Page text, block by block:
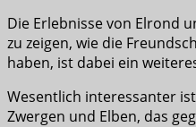
Die Erlebnisse von Elrond
zu zeigen, wie die
haben, ist dabei ein
Wesentlich interessanter
Zwergen und Elben, das